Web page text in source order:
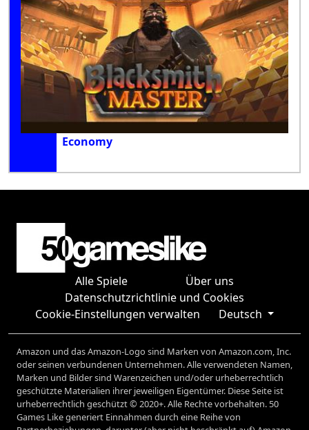
Economy
Alle Spiele
Über uns
Datenschutzrichtlinie und Cookies
Cookie-Einstellungen verwalten
Deutsch
Amazon und das Amazon-Logo sind Marken von Amazon.com, Inc.
oder seinen verbundenen Unternehmen. Alle verwendeten Namen,
Marken und Bilder sind Warenzeichen und/oder urheberrechtlich
geschützte Materialien ihrer jeweiligen Eigentümer. Diese Seite ist
urheberrechtlich geschützt © 2020+. Alle Rechte vorbehalten. 50
Games Like generiert Einnahmen durch eine Reihe von